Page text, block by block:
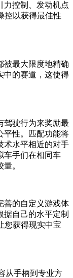
力控制、发动机点
控以获得最佳性
最大限度地精确
中的赛道，这使得
驶行为来奖励最
平性。匹配功能将
术水平相近的对手
车手们在相同车
。
的自定义游戏体
自己的水平定制
您获得现实中宝
从手柄到专业方